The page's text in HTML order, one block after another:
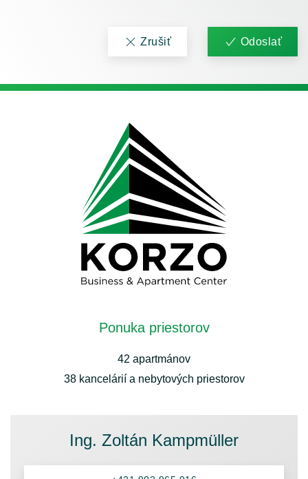
Zrušiť Odoslať
Ponuka priestorov
42 apartmánov
38 kancelárií a nebytových priestorov
Ing. Zoltán Kampmüller